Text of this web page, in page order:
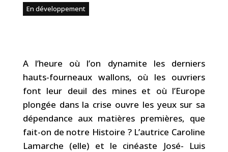
En développement
A l’heure où l’on dynamite les derniers
hauts-fourneaux wallons, où les ouvriers
font leur deuil des mines et où l’Europe
plongée dans la crise ouvre les yeux sur sa
dépendance aux matières premières, que
fait-on de notre Histoire ? L’autrice Caroline
Lamarche (elle) et le cinéaste José- Luis